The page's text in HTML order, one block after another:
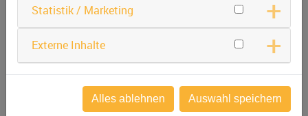
SCHLÜSSELFERTIGE LÖSUNGEN
Modular aufgebaut und geliefert
Bei unseren schlüsselfertigen Anlagen, sogenannten
Package Units, werden bereits alle Komponenten in
Stahl-Modulen vormontiert. Die Module müssen vor
Statistik / Marketing
Externe Inhalte
Alles ablehnen Auswahl speichern